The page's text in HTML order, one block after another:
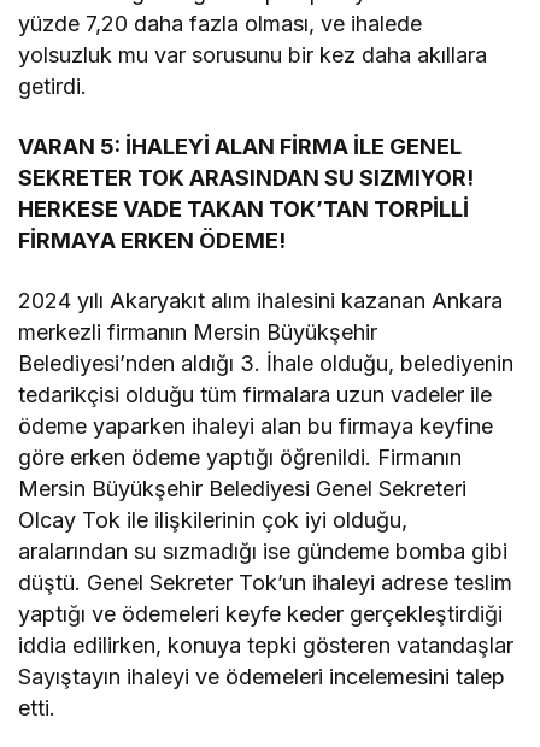
yüzde 7,20 daha fazla olması, ve ihalede
yolsuzluk mu var sorusunu bir kez daha akıllara
getirdi.
VARAN 5: İHALEYİ ALAN FİRMA İLE GENEL
SEKRETER TOK ARASINDAN SU SIZMIYOR!
HERKESE VADE TAKAN TOK’TAN TORPİLLİ
FİRMAYA ERKEN ÖDEME!
2024 yılı Akaryakıt alım ihalesini kazanan Ankara
merkezli firmanın Mersin Büyükşehir
Belediyesi’nden aldığı 3. İhale olduğu, belediyenin
tedarikçisi olduğu tüm firmalara uzun vadeler ile
ödeme yaparken ihaleyi alan bu firmaya keyfine
göre erken ödeme yaptığı öğrenildi. Firmanın
Mersin Büyükşehir Belediyesi Genel Sekreteri
Olcay Tok ile ilişkilerinin çok iyi olduğu,
aralarından su sızmadığı ise gündeme bomba gibi
düştü. Genel Sekreter Tok’un ihaleyi adrese teslim
yaptığı ve ödemeleri keyfe keder gerçekleştirdiği
iddia edilirken, konuya tepki gösteren vatandaşlar
Sayıştayın ihaleyi ve ödemeleri incelemesini talep
etti.